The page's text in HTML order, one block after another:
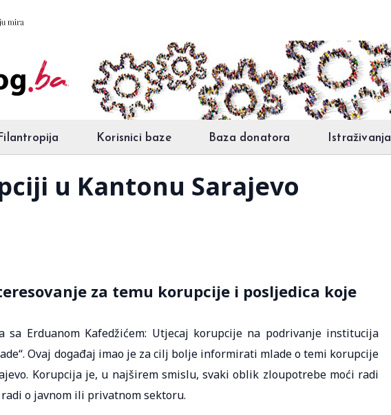
Filantropija Korisnici baze Baza donatora Istraživanja
u Kantonu Sarajevo
za temu korupcije i posljedica koje
sa Erduanom Kafedžićem: Utjecaj korupcije na podrivanje institucija
Ovaj događaj imao je za cilj bolje informirati mlade o temi korupcije
Korupcija je, u najširem smislu, svaki oblik zloupotrebe moći radi
o javnom ili privatnom sektoru.